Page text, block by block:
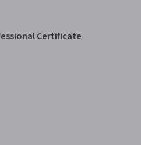
Certificate